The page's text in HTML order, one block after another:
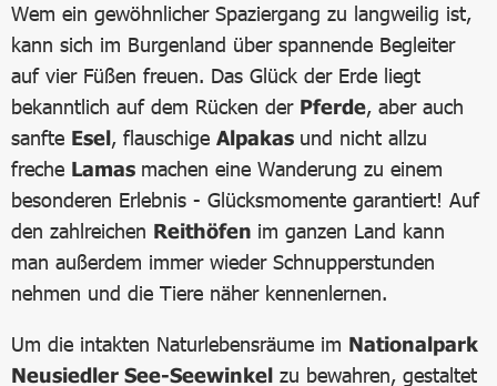
Wem ein gewöhnlicher Spaziergang zu langweilig ist,
kann sich im Burgenland über spannende Begleiter
auf vier Füßen freuen. Das Glück der Erde liegt
bekanntlich auf dem Rücken der Pferde, aber auch
sanfte Esel, flauschige Alpakas und nicht allzu
freche Lamas machen eine Wanderung zu einem
besonderen Erlebnis - Glücksmomente garantiert! Auf
den zahlreichen Reithöfen im ganzen Land kann
man außerdem immer wieder Schnupperstunden
nehmen und die Tiere näher kennenlernen.
Um die intakten Naturlebensräume im Nationalpark
Neusiedler See-Seewinkel zu bewahren, gestaltet